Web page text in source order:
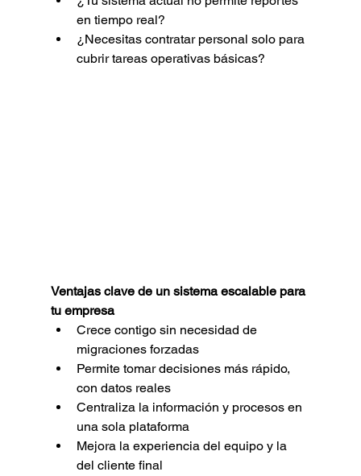
en tiempo real?
¿Necesitas contratar personal solo para
cubrir tareas operativas básicas?
Ventajas clave de un sistema escalable para
tu empresa
Crece contigo sin necesidad de
migraciones forzadas
Permite tomar decisiones más rápido,
con datos reales
Centraliza la información y procesos en
una sola plataforma
Mejora la experiencia del equipo y la
del cliente final